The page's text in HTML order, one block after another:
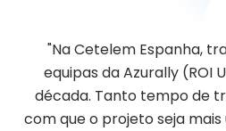
"Na Cetelem Espanha,
equipas da Azurally (ROI
década. Tanto tempo de
com que o projeto seja